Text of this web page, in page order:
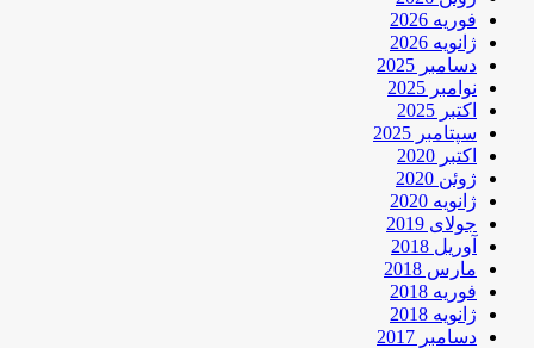
فوریه 2026
ژانویه 2026
دسامبر 2025
نوامبر 2025
اکتبر 2025
سپتامبر 2025
اکتبر 2020
ژوئن 2020
ژانویه 2020
جولای 2019
آوریل 2018
مارس 2018
فوریه 2018
ژانویه 2018
دسامبر 2017